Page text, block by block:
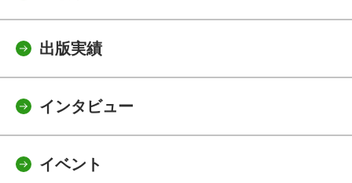
出版実績
インタビュー
イベント